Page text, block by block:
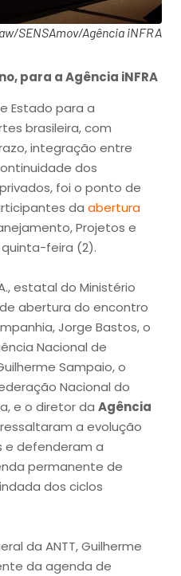
SENSAmov/Agência iNFRA
para a Agência iNFRA
Estado para a
brasileira, com
integração entre
dos
foi o ponto de
da abertura
Projetos e
feira (2).
estatal do Ministério
abertura do encontro
Jorge Bastos, o
Nacional de
Sampaio, o
Nacional do
e o diretor da Agência
ressaltaram a evolução
e defenderam a
permanente de
dos ciclos
da ANTT, Guilherme
da agenda de